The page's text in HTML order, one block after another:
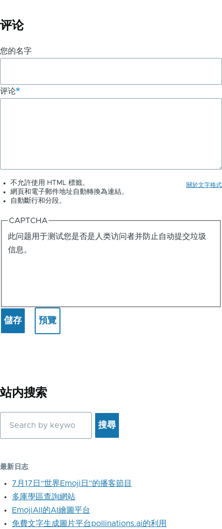
评论
您的名字
评论
關於文字格式
不允許使用 HTML 標籤。
網頁和電子郵件地址自動轉換為連結。
自動斷行和分段。
CAPTCHA
此问题用于测试您是否是人类访问者并防止自动提交垃圾
信息。
站内搜索
最新日志
7月17日“世界Emoji日”的播客節目
多庫學區查詢網站
EmojiAll的AI繪圖平台
免費文字生成圖片平台pollinations.ai的利用